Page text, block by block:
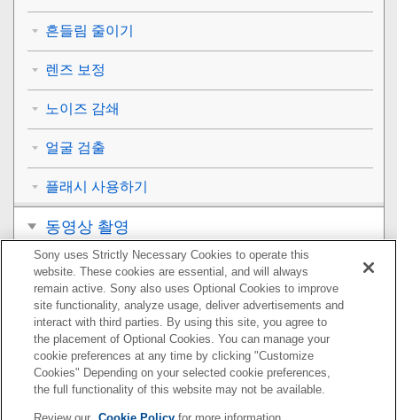
흔들림 줄이기
렌즈 보정
노이즈 감쇄
얼굴 검출
플래시 사용하기
동영상 촬영
보기
카메라의 사용자 설정
네트워크 기능 사용하기
컴퓨터 사용하기
Sony uses Strictly Necessary Cookies to operate this
website. These cookies are essential, and will always
remain active. Sony also uses Optional Cookies to improve
site functionality, analyze usage, deliver advertisements and
interact with third parties. By using this site, you agree to
the placement of Optional Cookies. You can manage your
cookie preferences at any time by clicking "Customize
Cookies" Depending on your selected cookie preferences,
the full functionality of this website may not be available.